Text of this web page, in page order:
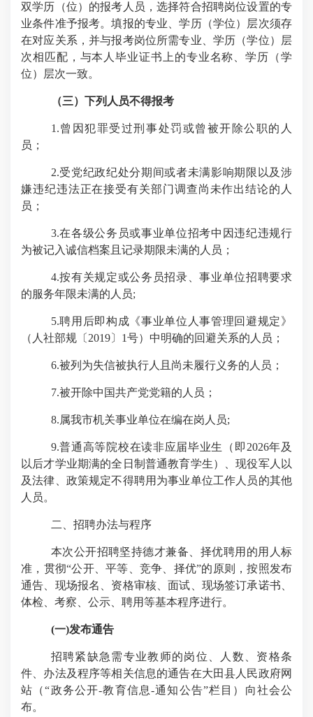
双学历（位）的报考人员，选择符合招聘岗位设置的专
业条件准予报考。填报的专业、学历（学位）层次须存
在对应关系，并与报考岗位所需专业、学历（学位）层
次相匹配，与本人毕业证书上的专业名称、学历（学
位）层次一致。
（三）下列人员不得报考
1.曾因犯罪受过刑事处罚或曾被开除公职的人
员；
2.受党纪政纪处分期间或者未满影响期限以及涉
嫌违纪违法正在接受有关部门调查尚未作出结论的人
员；
3.在各级公务员或事业单位招考中因违纪违规行
为被记入诚信档案且记录期限未满的人员；
4.按有关规定或公务员招录、事业单位招聘要求
的服务年限未满的人员;
5.聘用后即构成《事业单位人事管理回避规定》
（人社部规〔 2019〕 1号）中明确的回避关系的人员；
6.被列为失信被执行人且尚未履行义务的人员；
7.被开除中国共产党党籍的人员；
8.属我市机关事业单位在编在岗人员;
9.普通高等院校在读非应届毕业生（即 2026年及
以后才学业期满的全日制普通教育学生）、现役军人以
及法律、政策规定不得聘用为事业单位工作人员的其他
人员。
二、招聘办法与程序
本次公开招聘坚持德才兼备、择优聘用的用人标
准，贯彻“公开、平等、竞争、择优”的原则，按照发布
通告、现场报名、资格审核、面试、现场签订承诺书、
体检、考察、公示、聘用等基本程序进行。
(一)发布通告
招聘紧缺急需专业教师的岗位、人数、资格条
件、办法及程序等相关信息的通告在大田县人民政府网
站（“政务公开-教育信息-通知公告”栏目）向社会公
布。